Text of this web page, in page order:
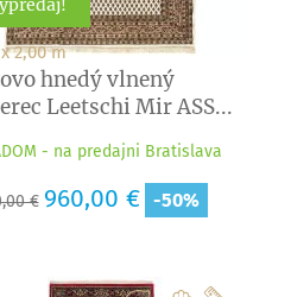
2,00 m
hnedý vlnený
Leetschi Mir ASS...
- na predajni Bratislava
€ Cena
960,00 € -50%